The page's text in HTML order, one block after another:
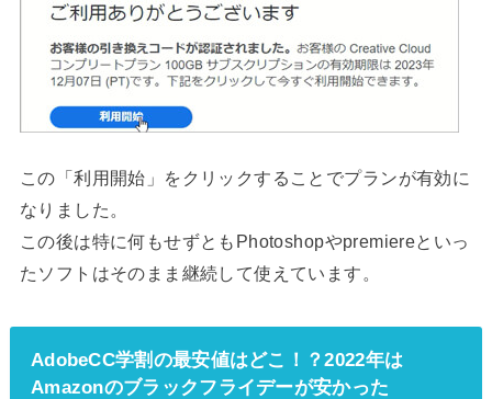
この「利用開始」をクリックすることでプランが有効に
なりました。
この後は特に何もせずともPhotoshopやpremiereといっ
たソフトはそのまま継続して使えています。
AdobeCC学割の最安値はどこ！？2022年は
Amazonのブラックフライデーが安かった